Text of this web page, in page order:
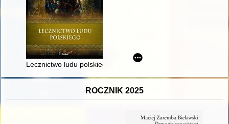
Lecznictwo ludu polskiego
ROCZNIK 2025